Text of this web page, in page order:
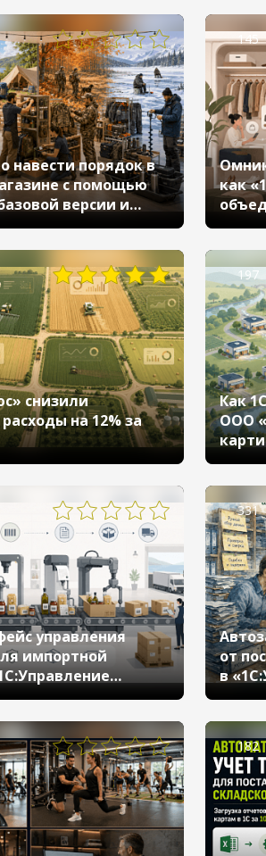
навести порядок в
с помощью
версии и
на переоценку с 2
145
как
снизили
на 12% за
197
Как
ООО
управления
импортной
331
от
в
182